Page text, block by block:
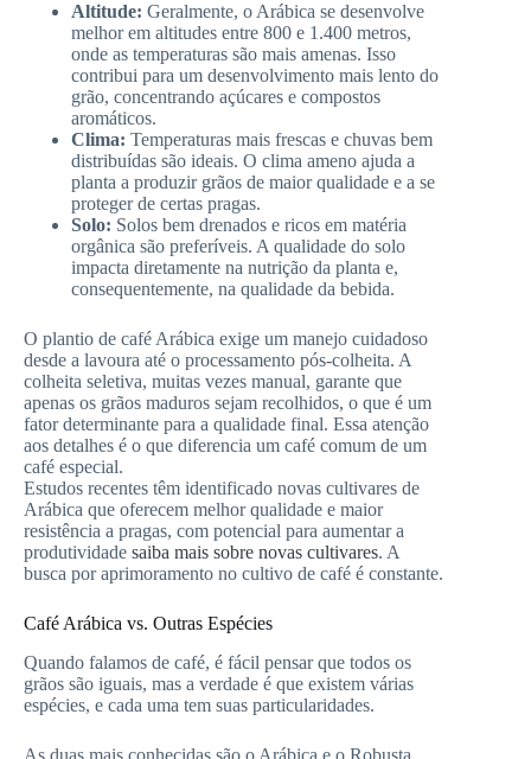
Altitude: Geralmente, o Arábica se desenvolve
melhor em altitudes entre 800 e 1.400 metros,
onde as temperaturas são mais amenas. Isso
contribui para um desenvolvimento mais lento do
grão, concentrando açúcares e compostos
aromáticos.
Clima: Temperaturas mais frescas e chuvas bem
distribuídas são ideais. O clima ameno ajuda a
planta a produzir grãos de maior qualidade e a se
proteger de certas pragas.
Solo: Solos bem drenados e ricos em matéria
orgânica são preferíveis. A qualidade do solo
impacta diretamente na nutrição da planta e,
consequentemente, na qualidade da bebida.
O plantio de café Arábica exige um manejo cuidadoso
desde a lavoura até o processamento pós-colheita. A
colheita seletiva, muitas vezes manual, garante que
apenas os grãos maduros sejam recolhidos, o que é um
fator determinante para a qualidade final. Essa atenção
aos detalhes é o que diferencia um café comum de um
café especial.
Estudos recentes têm identificado novas cultivares de
Arábica que oferecem melhor qualidade e maior
resistência a pragas, com potencial para aumentar a
produtividade saiba mais sobre novas cultivares. A
busca por aprimoramento no cultivo de café é constante.
Café Arábica vs. Outras Espécies
Quando falamos de café, é fácil pensar que todos os
grãos são iguais, mas a verdade é que existem várias
espécies, e cada uma tem suas particularidades.
As duas mais conhecidas são o Arábica e o Robusta